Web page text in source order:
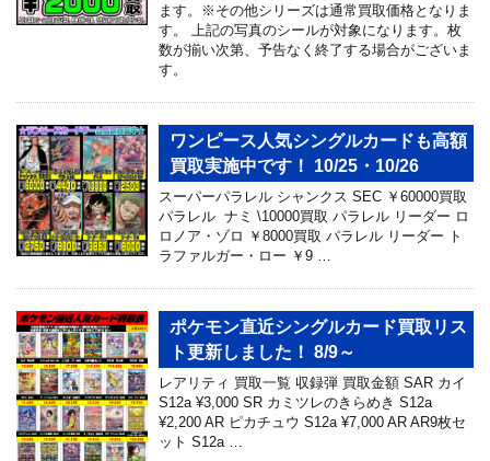
ます。※その他シリーズは通常買取価格となりま
す。 上記の写真のシールが対象になります。枚
数が揃い次第、予告なく終了する場合がございま
す。
ワンピース人気シングルカードも高額
買取実施中です！ 10/25・10/26
スーパーパラレル シャンクス SEC ￥60000買取
パラレル ナミ \10000買取 パラレル リーダー ロ
ロノア・ゾロ ￥8000買取 パラレル リーダー ト
ラファルガー・ロー ￥9 …
ポケモン直近シングルカード買取リス
ト更新しました！ 8/9～
レアリティ 買取一覧 収録弾 買取金額 SAR カイ
S12a ¥3,000 SR カミツレのきらめき S12a
¥2,200 AR ピカチュウ S12a ¥7,000 AR AR9枚セ
ット S12a …